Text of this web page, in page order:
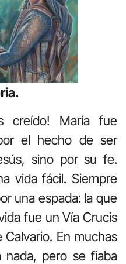
creído! María fue
el hecho de ser
sino por su fe.
vida fácil. Siempre
una espada: la que
fue un Vía Crucis
En muchas
nada, pero se fiaba